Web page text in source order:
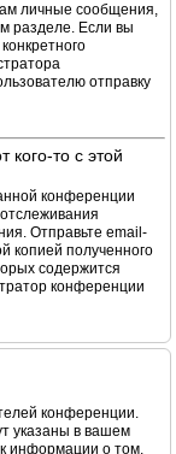
личные сообщения,
разделе. Если вы
отправку
кого-то с этой
конференции
Отправьте email-
копией полученного
содержится
конференции
конференции.
указаны в вашем
информации о том,